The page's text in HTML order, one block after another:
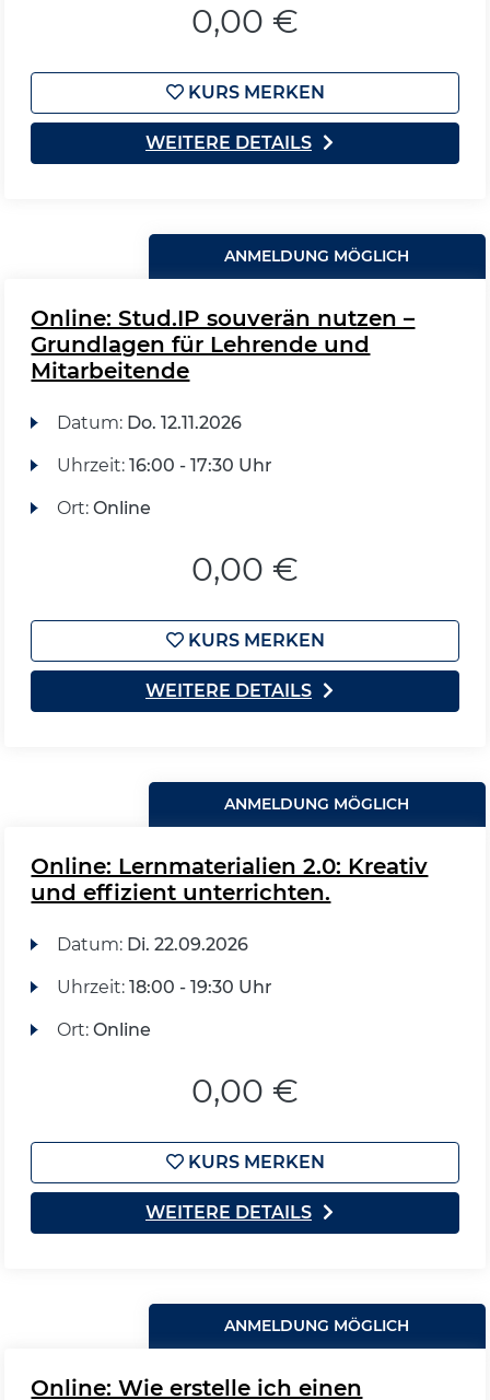
0,00 €
KURS MERKEN
WEITERE DETAILS
ANMELDUNG MÖGLICH
Online: Stud.IP souverän nutzen –
Grundlagen für Lehrende und
Mitarbeitende
Datum: Do. 12.11.2026
Uhrzeit: 16:00 - 17:30 Uhr
Ort: Online
0,00 €
KURS MERKEN
WEITERE DETAILS
ANMELDUNG MÖGLICH
Online: Lernmaterialien 2.0: Kreativ
und effizient unterrichten.
Datum: Di. 22.09.2026
Uhrzeit: 18:00 - 19:30 Uhr
Ort: Online
0,00 €
KURS MERKEN
WEITERE DETAILS
ANMELDUNG MÖGLICH
Online: Wie erstelle ich einen